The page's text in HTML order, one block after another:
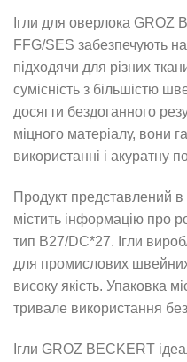
Ігли для оверлока
FFG/SES забезпечують
підходячи для різних
сумісність з більшістю
досягти бездоганного
міцного матеріалу, вони
використанні і акуратну
Продукт представлений
містить інформацію про
тип B27/DC*27. Ігли
для промислових
високу якість. Упаковка
тривале використання без
Ігли GROZ BECKERT